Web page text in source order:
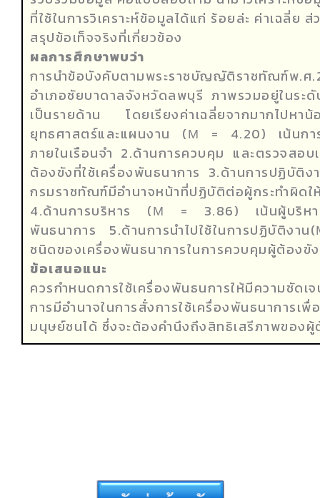
ที่ใช้ในการวิเคราะห์ข้อมูลได้แก่ ร้อยล่ะ ค่าเฉลี่ย
สรุปข้อเท็จจริงที่เกี่ยวข้อง
ผลการศึกษาพบว่า
การนำข้อบังคับตามพระราชบัญญัติราชทัณฑ์พ.ศ
อำเภอชัยบาดาลจังหวัดลพบุรี ภาพรวมอยู่ใน
เป็นรายด้าน โดยเรียงค่าเฉลี่ยจากมากไปห
ยุทธศาสตร์และแผนงาน (µ = 4.20) เน้นการ
ภายในเรือนจำ 2.ด้านการควบคุม และตรวจสอ
ต้องขังที่ใช้เครื่องพันธนาการ 3.ด้านการปฏิบั
กรมราชทัณฑ์มีอำนาจหน้าที่ปฏิบัติต่อผู้กระทำผิดใ
4.ด้านการบริหาร (µ = 3.86) เน้นผู้บริหารเข้
พันธนาการ 5.ด้านการนำไปใช้ในการปฏิบัติงาน
ชนิดของเครื่องพันธนาการในการควบคุมผู้ต้องขั
ข้อเสนอแนะ
ควรกำหนดการใช้เครื่องพันธนการให้มีความชัด
การมีอำนาจในการสั่งการใช้เครื่องพันธนาการเ
มนุษย์ชนได้ ซึ่งจะต้องคำนึงถึงสิทธิเสรีภาพของ